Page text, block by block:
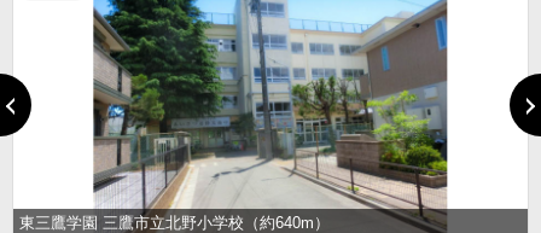
東三鷹学園 三鷹市立北野小学校（約640m）